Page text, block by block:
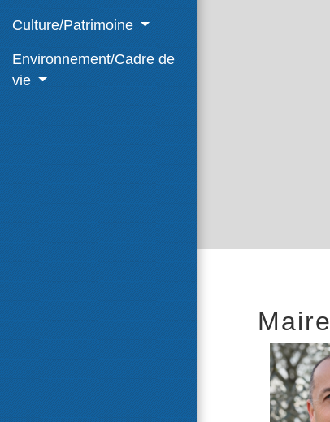
Culture/Patrimoine
Environnement/Cadre de
vie
Maire